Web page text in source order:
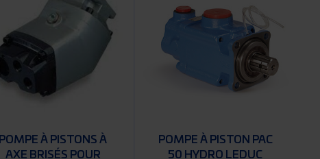
POMPE À PISTONS À
AXE BRISÉS POUR
POMPE À PISTON PAC
50 HYDRO LEDUC